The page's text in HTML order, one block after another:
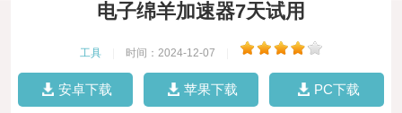
电子绵羊加速器7天试用
工具 时间：2024-12-07
安卓下载 苹果下载 PC下载